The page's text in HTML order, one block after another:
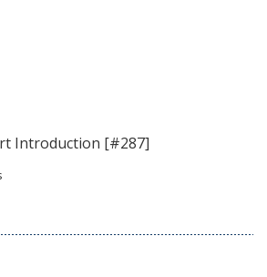
Introduction [#287]